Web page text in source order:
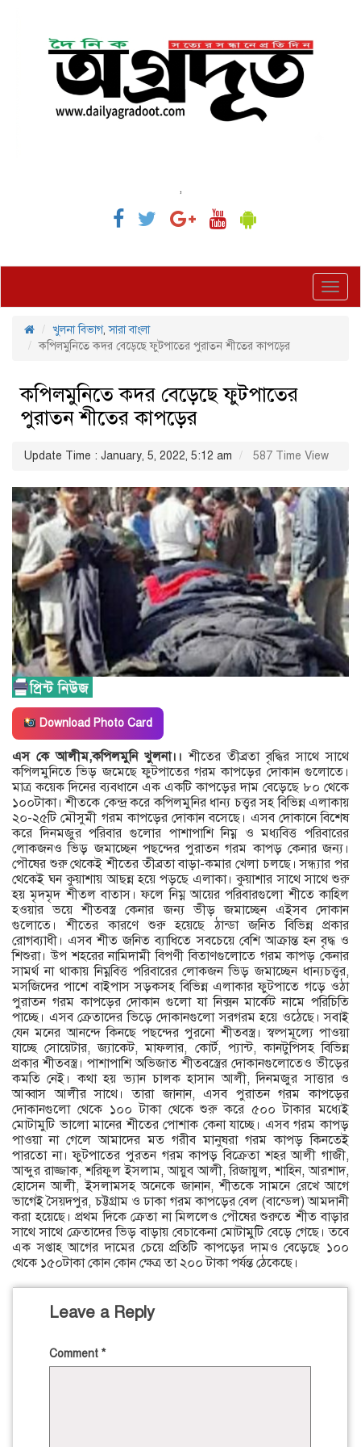
,
খুলনা বিভাগ,সারা বাংলা
কপিলমুনিতে কদর বেড়েছে ফুটপাতের পুরাতন শীতের কাপড়ের
কপিলমুনিতে কদর বেড়েছে ফুটপাতের
পুরাতন শীতের কাপড়ের
Update Time : January, 5, 2022, 5:12 am 587 Time View
Download Photo Card
এস কে আলীম,কপিলমুনি খুলনা।।শীতের তীব্রতা বৃদ্ধির সাথে সাথে
কপিলমুনিতে ভিড় জমেছে ফুটপাতের গরম কাপড়ের দোকান গুলোতে।
মাত্র কয়েক দিনের ব্যবধানে এক একটি কাপড়ের দাম বেড়েছে ৮০ থেকে
১০০টাকা। শীতকে কেন্দ্র করে কপিলমুনির ধান্য চত্ত্বর সহ বিভিন্ন এলাকায়
২০-২৫টি মৌসুমী গরম কাপড়ের দোকান বসেছে। এসব দোকানে বিশেষ
করে দিনমজুর পরিবার গুলোর পাশাপাশি নিম্ন ও মধ্যবিত্ত পরিবারের
লোকজনও ভিড় জমাচ্ছেন পছন্দের পুরাতন গরম কাপড় কেনার জন্য।
পৌষের শুরু থেকেই শীতের তীব্রতা বাড়া-কমার খেলা চলছে। সন্ধ্যার পর
থেকেই ঘন কুয়াশায় আছন্ন হয়ে পড়ছে এলাকা। কুয়াশার সাথে সাথে শুরু
হয় মৃদমৃদ শীতল বাতাস। ফলে নিম্ন আয়ের পরিবারগুলো শীতে কাহিল
হওয়ার ভয়ে শীতবস্ত্র কেনার জন্য ভীড় জমাচ্ছেন এইসব দোকান
গুলোতে। শীতের কারণে শুরু হয়েছে ঠান্ডা জনিত বিভিন্ন প্রকার
রোগব্যাধী। এসব শীত জনিত ব্যাধিতে সবচেয়ে বেশি আক্রান্ত হন বৃদ্ধ ও
শিশুরা। উপ শহরের নামিদামী বিপণী বিতাণগুলোতে গরম কাপড় কেনার
সামর্থ না থাকায় নিম্নবিত্ত পরিবারের লোকজন ভিড় জমাচ্ছেন ধান্যচত্ত্বর,
মসজিদের পাশে বাইপাস সড়কসহ বিভিন্ন এলাকার ফুটপাতে গড়ে ওঠা
পুরাতন গরম কাপড়ের দোকান গুলো যা নিক্সন মার্কেট নামে পরিচিতি
পাচ্ছে। এসব ক্রেতাদের ভিড়ে দোকানগুলো সরগরম হয়ে ওঠেছে। সবাই
যেন মনের আনন্দে কিনছে পছন্দের পুরনো শীতবস্ত্র। স্বল্পমূল্যে পাওয়া
যাচ্ছে সোয়েটার, জ্যাকেট, মাফলার, কোর্ট, প্যান্ট, কানটুপিসহ বিভিন্ন
প্রকার শীতবস্ত্র। পাশাপাশি অভিজাত শীতবস্ত্রের দোকানগুলোতেও ভীড়ের
কমতি নেই। কথা হয় ভ্যান চালক হাসান আলী, দিনমজুর সাত্তার ও
আব্বাস আলীর সাথে। তারা জানান, এসব পুরাতন গরম কাপড়ের
দোকানগুলো থেকে ১০০ টাকা থেকে শুরু করে ৫০০ টাকার মধ্যেই
মোটামুটি ভালো মানের শীতের পোশাক কেনা যাচ্ছে। এসব গরম কাপড়
পাওয়া না গেলে আমাদের মত গরীব মানুষরা গরম কাপড় কিনতেই
পারতো না। ফুটপাতের পুরতন গরম কাপড় বিক্রেতা শহর আলী গাজী,
আব্দুর রাজ্জাক, শরিফুল ইসলাম, আয়ুব আলী, রিজায়ুল, শাহিন, আরশাদ,
হোসেন আলী, ইসলামসহ অনেকে জানান, শীতকে সামনে রেখে আগে
ভাগেই সৈয়দপুর, চট্টগ্রাম ও ঢাকা গরম কাপড়ের বেল (বান্ডেল) আমদানী
করা হয়েছে। প্রথম দিকে ক্রেতা না মিললেও পৌষের শুরুতে শীত বাড়ার
সাথে সাথে ক্রেতাদের ভিড় বাড়ায় বেচাকেনা মোটামুটি বেড়ে গেছে। তবে
এক সপ্তাহ আগের দামের চেয়ে প্রতিটি কাপড়ের দামও বেড়েছে ১০০
থেকে ১৫০টাকা কোন কোন ক্ষেত্র তা ২০০ টাকা পর্যন্ত ঠেকেছে।
Leave a Reply
Comment *